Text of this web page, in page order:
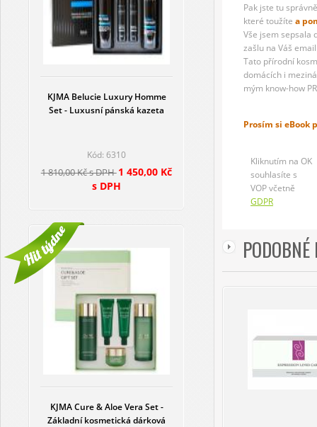
KJMA Belucie Luxury Homme
Set - Luxusní pánská kazeta
Kód: 6310
1 810,00 Kč s DPH1 450,00 Kč
s DPH
KJMA Cure & Aloe Vera Set -
Základní kosmetická dárková
Pak jste tu
které toužíte a
Vše jsem sepsala
zašlu na Váš
Tato přírodní
domácích i
mým know-how
Prosím si eBook
Kliknutím na OK
souhlasíte s
VOP včetně
GDPR